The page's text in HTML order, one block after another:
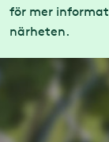
för mer
närheten.